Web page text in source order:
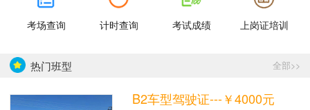
考场查询 计时查询 考试成绩 上岗证培训
热门班型 全部>>
B2车型驾驶证---￥4000元